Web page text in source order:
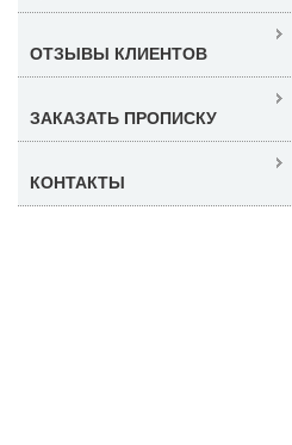
ОТЗЫВЫ КЛИЕНТОВ
ЗАКАЗАТЬ ПРОПИСКУ
КОНТАКТЫ